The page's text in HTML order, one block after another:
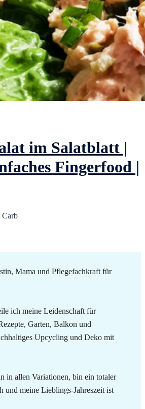
im Salatblatt |
Fingerfood |
Mama und Pflegefachkraft für
ich meine Leidenschaft für
Garten, Balkon und
Upcycling und Deko mit
in allen Variationen, bin ein totaler
und meine Lieblings-Jahreszeit ist